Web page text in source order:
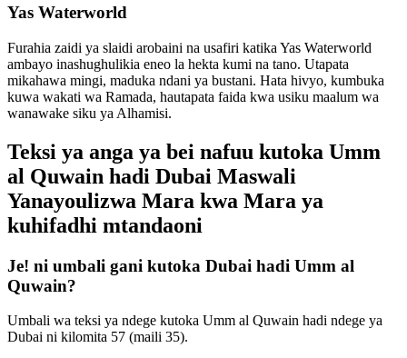
Yas Waterworld
Furahia zaidi ya slaidi arobaini na usafiri katika Yas Waterworld
ambayo inashughulikia eneo la hekta kumi na tano. Utapata
mikahawa mingi, maduka ndani ya bustani. Hata hivyo, kumbuka
kuwa wakati wa Ramada, hautapata faida kwa usiku maalum wa
wanawake siku ya Alhamisi.
Teksi ya anga ya bei nafuu kutoka Umm
al Quwain hadi Dubai Maswali
Yanayoulizwa Mara kwa Mara ya
kuhifadhi mtandaoni
Je! ni umbali gani kutoka Dubai hadi Umm al
Quwain?
Umbali wa teksi ya ndege kutoka Umm al Quwain hadi ndege ya
Dubai ni kilomita 57 (maili 35).